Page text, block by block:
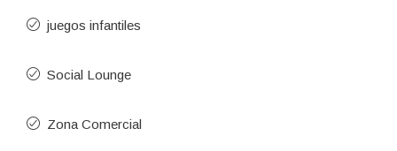
juegos infantiles
Social Lounge
Zona Comercial